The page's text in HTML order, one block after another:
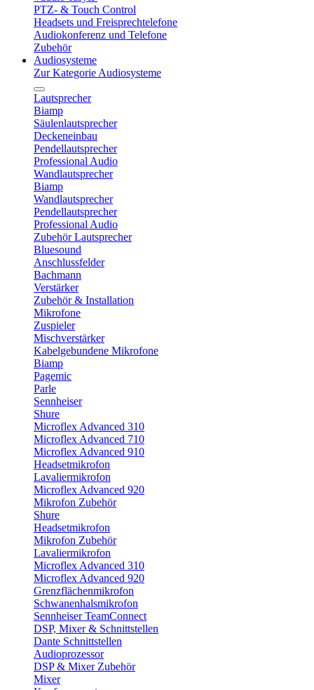
PTZ- & Touch Control
Headsets und Freisprechtelefone
Audiokonferenz und Telefone
Zubehör
Audiosysteme
Zur Kategorie Audiosysteme
Lautsprecher
Biamp
Säulenlautsprecher
Deckeneinbau
Pendellautsprecher
Professional Audio
Wandlautsprecher
Biamp
Wandlautsprecher
Pendellautsprecher
Professional Audio
Zubehör Lautsprecher
Bluesound
Anschlussfelder
Bachmann
Verstärker
Zubehör & Installation
Mikrofone
Zuspieler
Mischverstärker
Kabelgebundene Mikrofone
Biamp
Pagemic
Parle
Sennheiser
Shure
Microflex Advanced 310
Microflex Advanced 710
Microflex Advanced 910
Headsetmikrofon
Lavaliermikrofon
Microflex Advanced 920
Mikrofon Zubehör
Shure
Headsetmikrofon
Mikrofon Zubehör
Lavaliermikrofon
Microflex Advanced 310
Microflex Advanced 920
Grenzflächenmikrofon
Schwanenhalsmikrofon
Sennheiser TeamConnect
DSP, Mixer & Schnittstellen
Dante Schnittstellen
Audioprozessor
DSP & Mixer Zubehör
Mixer